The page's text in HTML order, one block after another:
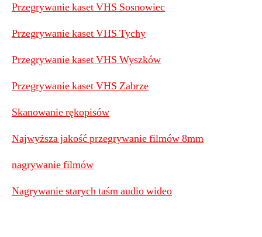
Przegrywanie kaset VHS Sosnowiec
Przegrywanie kaset VHS Tychy
Przegrywanie kaset VHS Wyszków
Przegrywanie kaset VHS Zabrze
Skanowanie rękopisów
Najwyższa jakość przegrywanie filmów 8mm
nagrywanie filmów
Nagrywanie starych taśm audio wideo